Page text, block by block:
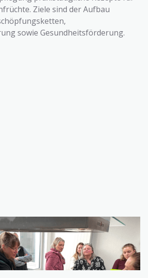
Ziele sind der Aufbau
sowie Gesundheitsförderung.